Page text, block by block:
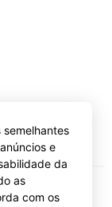
,Lárnaca 6051
e
da
as
com os